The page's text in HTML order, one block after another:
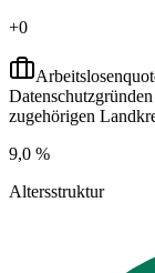
+0
zugehörigen
9,0 %
Altersstruktur